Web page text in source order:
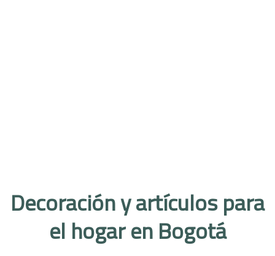
Decoración y artículos para
el hogar en Bogotá